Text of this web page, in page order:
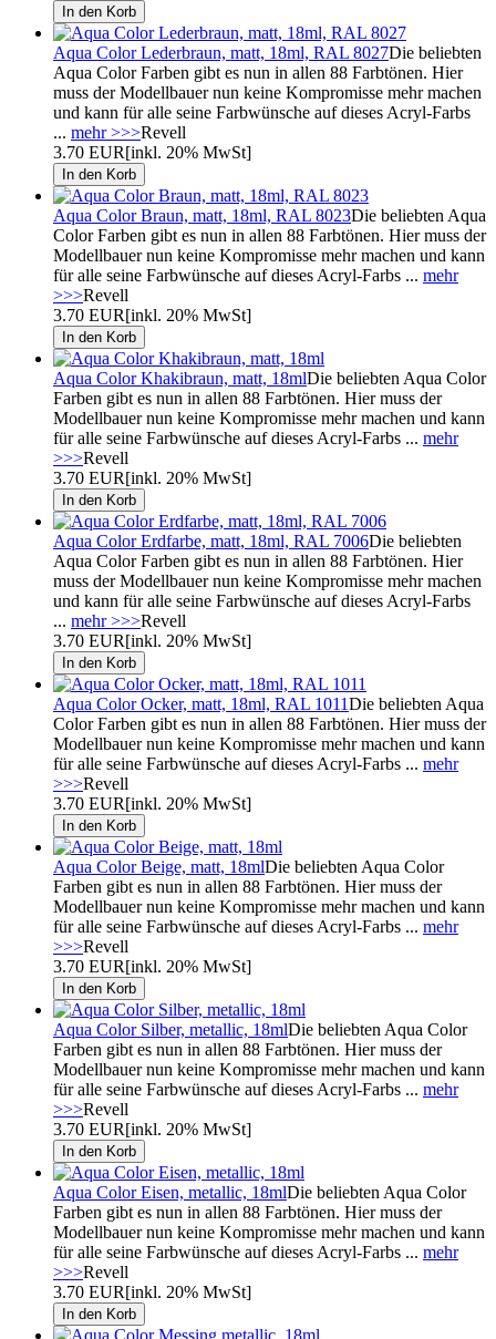
Aqua Color Lederbraun, matt, 18ml, RAL 8027Die beliebten
Aqua Color Farben gibt es nun in allen 88 Farbtönen. Hier
muss der Modellbauer nun keine Kompromisse mehr machen
und kann für alle seine Farbwünsche auf dieses Acryl-Farbs
... mehr >>>Revell
3.70 EUR[inkl. 20% MwSt]
Aqua Color Braun, matt, 18ml, RAL 8023Die beliebten Aqua
Color Farben gibt es nun in allen 88 Farbtönen. Hier muss der
Modellbauer nun keine Kompromisse mehr machen und kann
für alle seine Farbwünsche auf dieses Acryl-Farbs ... mehr
>>>Revell
3.70 EUR[inkl. 20% MwSt]
Aqua Color Khakibraun, matt, 18mlDie beliebten Aqua Color
Farben gibt es nun in allen 88 Farbtönen. Hier muss der
Modellbauer nun keine Kompromisse mehr machen und kann
für alle seine Farbwünsche auf dieses Acryl-Farbs ... mehr
>>>Revell
3.70 EUR[inkl. 20% MwSt]
Aqua Color Erdfarbe, matt, 18ml, RAL 7006Die beliebten
Aqua Color Farben gibt es nun in allen 88 Farbtönen. Hier
muss der Modellbauer nun keine Kompromisse mehr machen
und kann für alle seine Farbwünsche auf dieses Acryl-Farbs
... mehr >>>Revell
3.70 EUR[inkl. 20% MwSt]
Aqua Color Ocker, matt, 18ml, RAL 1011Die beliebten Aqua
Color Farben gibt es nun in allen 88 Farbtönen. Hier muss der
Modellbauer nun keine Kompromisse mehr machen und kann
für alle seine Farbwünsche auf dieses Acryl-Farbs ... mehr
>>>Revell
3.70 EUR[inkl. 20% MwSt]
Aqua Color Beige, matt, 18mlDie beliebten Aqua Color
Farben gibt es nun in allen 88 Farbtönen. Hier muss der
Modellbauer nun keine Kompromisse mehr machen und kann
für alle seine Farbwünsche auf dieses Acryl-Farbs ... mehr
>>>Revell
3.70 EUR[inkl. 20% MwSt]
Aqua Color Silber, metallic, 18mlDie beliebten Aqua Color
Farben gibt es nun in allen 88 Farbtönen. Hier muss der
Modellbauer nun keine Kompromisse mehr machen und kann
für alle seine Farbwünsche auf dieses Acryl-Farbs ... mehr
>>>Revell
3.70 EUR[inkl. 20% MwSt]
Aqua Color Eisen, metallic, 18mlDie beliebten Aqua Color
Farben gibt es nun in allen 88 Farbtönen. Hier muss der
Modellbauer nun keine Kompromisse mehr machen und kann
für alle seine Farbwünsche auf dieses Acryl-Farbs ... mehr
>>>Revell
3.70 EUR[inkl. 20% MwSt]